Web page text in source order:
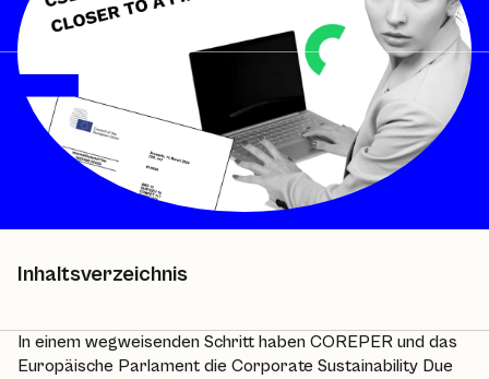
Inhaltsverzeichnis
In einem wegweisenden Schritt haben COREPER und das
Europäische Parlament die Corporate Sustainability Due